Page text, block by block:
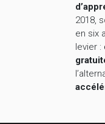
2018,
en six
levier :